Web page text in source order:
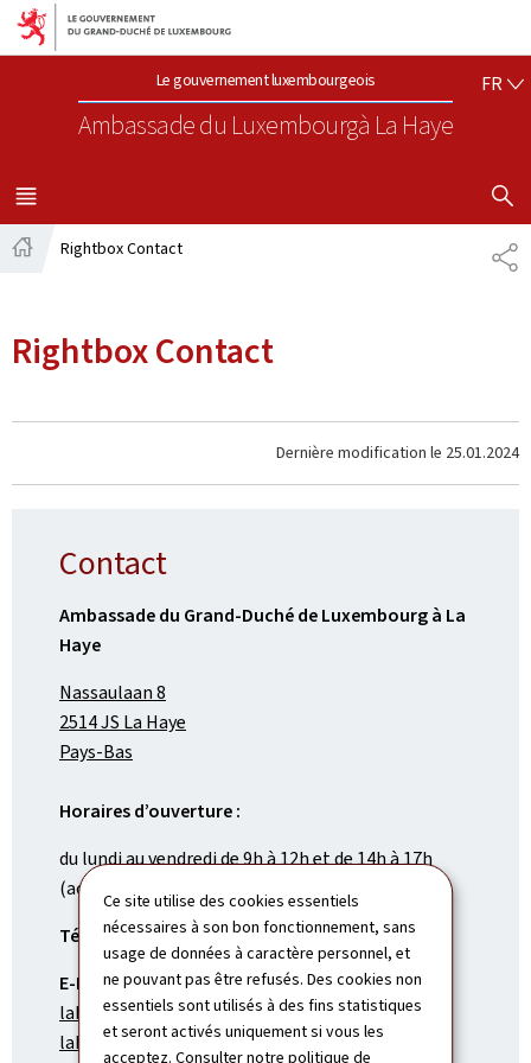
Ce site utilise des cookies essentiels
nécessaires à son bon fonctionnement, sans
usage de données à caractère personnel, et
ne pouvant pas être refusés. Des cookies non
essentiels sont utilisés à des fins statistiques
et seront activés uniquement si vous les
acceptez. Consulter notrepolitique de
Aller au menu principal
Aller au contenu
Le gouvernement luxembourgeois
Ambassade du Luxembourgà La Haye
FR
MENU
PRINCIPAL
Rightbox Contact
Rightbox Contact
Dernière modification le 25.01.2024
Contact
Ambassade du Grand-Duché de Luxembourg à La
Haye
Nassaulaan 8
2514 JS La Haye
Pays-Bas
Horaires d’ouverture :
du lundi au vendredi de 9h à 12h et de 14h à 17h
(accueil uniquement
Tél.:
(+31) 70 360 75 16
E-Mail:
lahaye.amb@mae.etat.lu
lahaye.consulat@mae.etat.lu